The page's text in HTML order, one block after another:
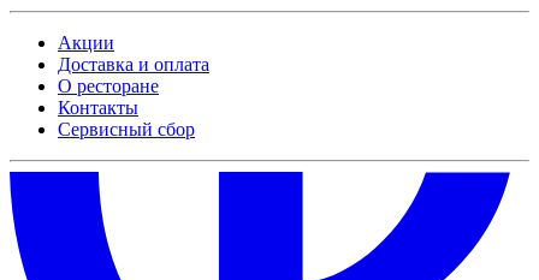
Акции
Доставка и оплата
О ресторане
Контакты
Сервисный сбор